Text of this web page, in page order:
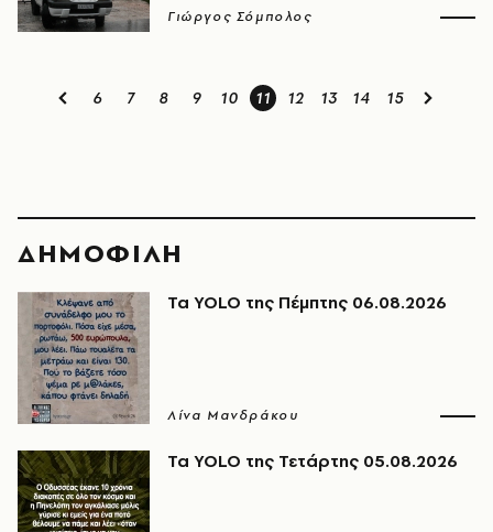
Γιώργος Σόμπολος
6 7 8 9 10 11 12 13 14 15
ΔΗΜΟΦΙΛΗ
Τα YOLO της Πέμπτης 06.08.2026
Λίνα Μανδράκου
Τα YOLO της Τετάρτης 05.08.2026